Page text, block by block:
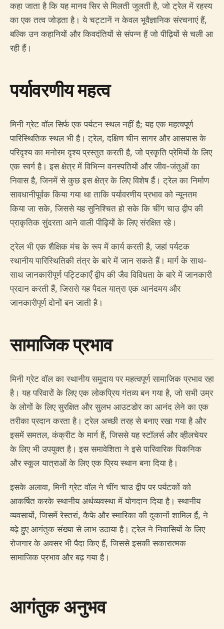
कहा जाता है कि यह मानव सिर से मिलती जुलती है, जो ट्रेल में रहस्य
का एक तत्व जोड़ता है। ये चट्टानें न केवल भूवैज्ञानिक संरचनाएं हैं,
बल्कि उन कहानियों और किवदंतियों से संपन्न हैं जो पीढ़ियों से चली आ
रही हैं।
पर्यावरणीय महत्व
मिनी ग्रेट वॉल सिर्फ एक पर्यटन स्थल नहीं है; यह एक महत्वपूर्ण
पारिस्थितिक स्थल भी है। ट्रेल, दक्षिण चीन सागर और आसपास के
परिदृश्य का मनोरम दृश्य प्रस्तुत करती है, जो प्रकृति प्रेमियों के लिए
एक स्वर्ग है। इस क्षेत्र में विभिन्न वनस्पतियों और जीव-जंतुओं का
निवास है, जिनमें से कुछ इस क्षेत्र के लिए विशेष हैं। ट्रेल का निर्माण
सावधानीपूर्वक किया गया था ताकि पर्यावरणीय प्रभाव को न्यूनतम
किया जा सके, जिससे यह सुनिश्चित हो सके कि चींग चाउ द्वीप की
प्राकृतिक सुंदरता आने वाली पीढ़ियों के लिए संरक्षित रहे।
ट्रेल भी एक शैक्षिक मंच के रूप में कार्य करती है, जहां पर्यटक
स्थानीय पारिस्थितिकी तंत्र के बारे में जान सकते हैं। मार्ग के साथ-
साथ जानकारीपूर्ण पट्टिकाएँ द्वीप की जैव विविधता के बारे में जानकारी
प्रदान करती हैं, जिससे यह पैदल यात्रा एक आनंदमय और
जानकारीपूर्ण दोनों बन जाती है।
सामाजिक प्रभाव
मिनी ग्रेट वॉल का स्थानीय समुदाय पर महत्वपूर्ण सामाजिक प्रभाव रहा
है। यह परिवारों के लिए एक लोकप्रिय गंतव्य बन गया है, जो सभी उम्र
के लोगों के लिए सुरक्षित और सुलभ आउटडोर का आनंद लेने का एक
तरीका प्रदान करता है। ट्रेल अच्छी तरह से बनाए रखा गया है और
इसमें समतल, कंक्रीट के मार्ग हैं, जिससे यह स्टॉलर्स और व्हीलचेयर
के लिए भी उपयुक्त है। इस समावेशिता ने इसे पारिवारिक पिकनिक
और स्कूल यात्राओं के लिए एक प्रिय स्थान बना दिया है।
इसके अलावा, मिनी ग्रेट वॉल ने चींग चाउ द्वीप पर पर्यटकों को
आकर्षित करके स्थानीय अर्थव्यवस्था में योगदान दिया है। स्थानीय
व्यवसायों, जिसमें रेस्तरां, कैफे और स्मारिका की दुकानों शामिल हैं, ने
बढ़े हुए आगंतुक संख्या से लाभ उठाया है। ट्रेल ने निवासियों के लिए
रोजगार के अवसर भी पैदा किए हैं, जिससे इसकी सकारात्मक
सामाजिक प्रभाव और बढ़ गया है।
आगंतुक अनुभव